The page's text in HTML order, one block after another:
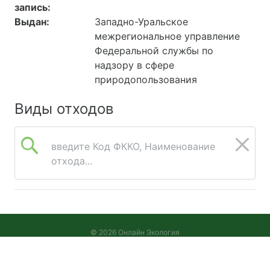
запись:
Выдан:
Западно-Уральское
межрегиональное управление
Федеральной службы по
надзору в сфере
природопользования
Виды отходов
введите Код ФККО, Наименование
отхода...
© 2026 Онлайн Экология